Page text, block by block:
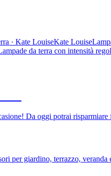
· Kate LouiseKate Louise
da terra con intensità
Da oggi potrai
per giardino, terrazzo, veranda